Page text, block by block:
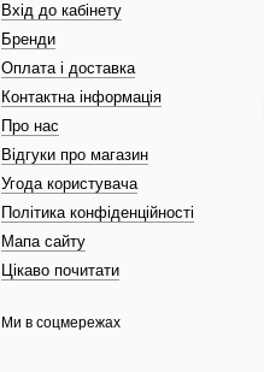
Вхід до кабінету
Бренди
Оплата і доставка
Контактна інформація
Про нас
Відгуки про магазин
Угода користувача
Політика конфіденційності
Мапа сайту
Цікаво почитати
Ми в соцмережах